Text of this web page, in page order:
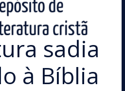
sadia
à Bíblia